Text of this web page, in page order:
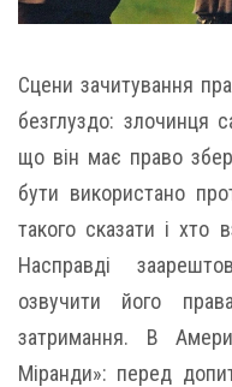
Сцени зачитування
безглуздо: злочинця
що він має право
бути використано
такого сказати і хто
Насправді
озвучити його
затримання. В
Міранди»: перед